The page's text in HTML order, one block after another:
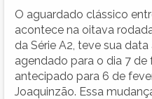
O aguardado clássico
acontece na oitava
da Série A2, teve sua
agendado para o dia 7 de
antecipado para 6 de
Joaquinzão. Essa